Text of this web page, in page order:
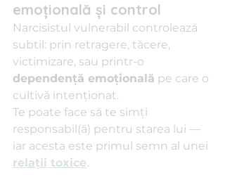
emoțională și control
Narcisistul vulnerabil controlează
subtil: prin retragere, tăcere,
victimizare, sau printr-o
dependență emoțională pe care o
cultivă intenționat.
Te poate face să te simți
responsabil(ă) pentru starea lui —
iar acesta este primul semn al unei
relații toxice.